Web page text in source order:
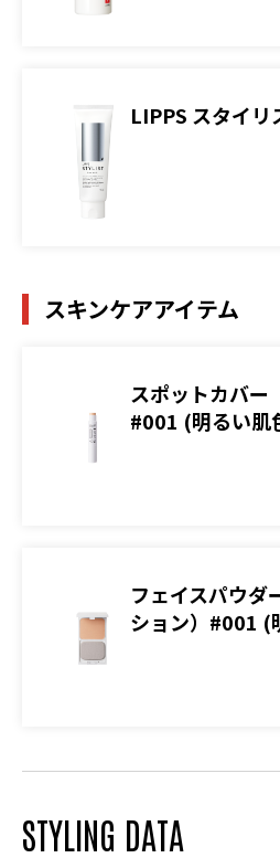
LIPPS スタイリ
スキンケアアイテム
スポットカバー
#001 (明るい肌
フェイスパウダ
ション）#001 (
STYLING DATA